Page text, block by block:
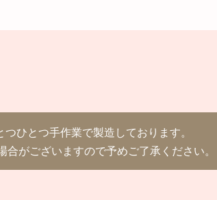
ひとつ手作業で製造しております。
がございますので予めご了承ください。